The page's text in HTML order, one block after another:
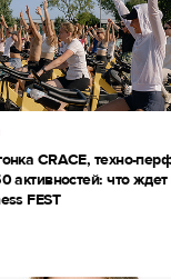
CRACE, техно-
активностей: что ждет
FEST